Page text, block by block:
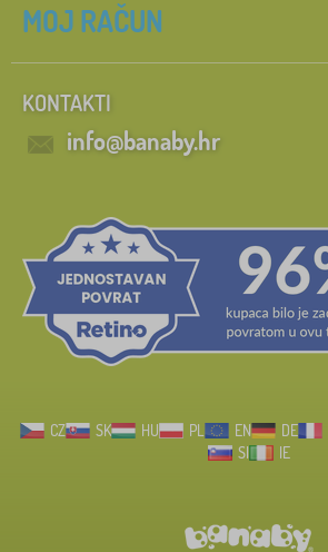
MOJ RAČUN
KONTAKTI
info@banaby.hr
CZ SK HU PL EN DE
SI
IE